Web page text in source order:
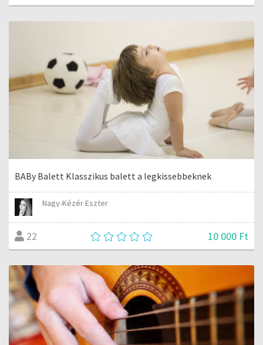
BABy Balett Klasszikus balett a legkissebbeknek
Nagy-Kézér Eszter
22 10 000 Ft